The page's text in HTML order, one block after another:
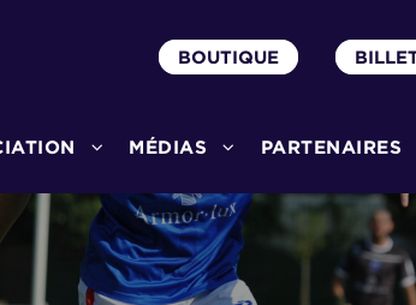
BOUTIQUE
MÉDIAS PARTENAIRES